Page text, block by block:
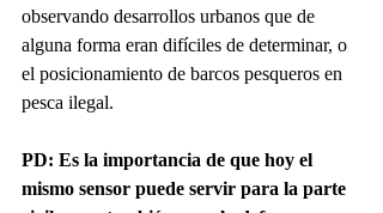
observando desarrollos urbanos que de
alguna forma eran difíciles de determinar, o
el posicionamiento de barcos pesqueros en
pesca ilegal.
PD: Es la importancia de que hoy el
mismo sensor puede servir para la parte